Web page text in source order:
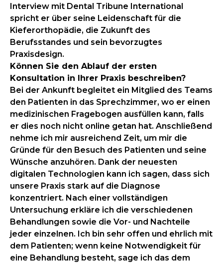
Interview mit Dental Tribune International
spricht er über seine Leidenschaft für die
Kieferorthopädie, die Zukunft des
Berufsstandes und sein bevorzugtes
Praxisdesign.
Können Sie den Ablauf der ersten
Konsultation in Ihrer Praxis beschreiben?
Bei der Ankunft begleitet ein Mitglied des Teams
den Patienten in das Sprechzimmer, wo er einen
medizinischen Fragebogen ausfüllen kann, falls
er dies noch nicht online getan hat. Anschließend
nehme ich mir ausreichend Zeit, um mir die
Gründe für den Besuch des Patienten und seine
Wünsche anzuhören. Dank der neuesten
digitalen Technologien kann ich sagen, dass sich
unsere Praxis stark auf die Diagnose
konzentriert. Nach einer vollständigen
Untersuchung erkläre ich die verschiedenen
Behandlungen sowie die Vor- und Nachteile
jeder einzelnen. Ich bin sehr offen und ehrlich mit
dem Patienten; wenn keine Notwendigkeit für
eine Behandlung besteht, sage ich das dem